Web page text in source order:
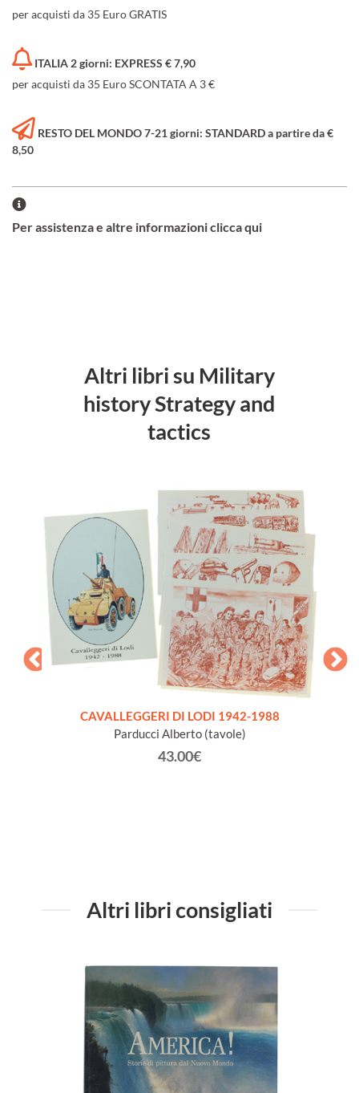
per acquisti da 35 Euro GRATIS
ITALIA 2 giorni: EXPRESS € 7,90
per acquisti da 35 Euro SCONTATA A 3 €
RESTO DEL MONDO 7-21 giorni: STANDARD a partire da €
8,50
Per assistenza e altre informazioni clicca qui
Altri libri su Military
history Strategy and
tactics
CAVALLEGGERI DI LODI 1942-1988
Parducci Alberto (tavole)
43.00€
Altri libri consigliati